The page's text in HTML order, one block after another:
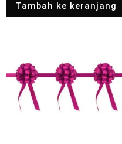
Tambah ke keranjang